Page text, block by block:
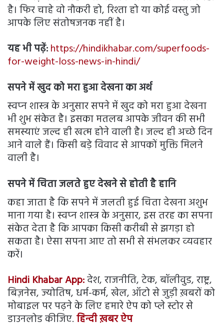
है। फिर चाहे वो नौकरी हो, रिश्ता हो या कोई वस्तु जो
आपके लिए संतोषजनक नहीं है।
यह भी पढ़ें:https://hindikhabar.com/superfoods-
for-weight-loss-news-in-hindi/
सपने में खुद को मरा हुआ देखना का अर्थ
स्‍वप्‍न शास्‍त्र के अनुसार सपने में खुद को मरा हुआ देखना
भी शुभ संकेत है। इसका मतलब आपके जीवन की सभी
समस्याएं जल्द ही खत्म होने वाली है। जल्द ही अच्छे दिन
आने वाले हैं। किसी बड़े विवाद से आपकों मुक्ति मिलने
वाली है।
सपने में चिता जलते हुए देखने से होती है हानि
कहा जाता है कि सपने में जलती हुई चिता देखना अशुभ
माना गया है। स्‍वप्‍न शास्‍त्र के अनुसार, इस तरह का सपना
संकेत देता है कि आपका किसी करीबी से झगड़ा हो
सकता है। ऐसा सपना आए तो सभी से संभलकर व्‍यवहार
करें।
Hindi Khabar App:देश, राजनीति, टेक, बॉलीवुड, राष्ट्र,
बिज़नेस, ज्योतिष, धर्म-कर्म, खेल, ऑटो से जुड़ी ख़बरों को
मोबाइल पर पढ़ने के लिए हमारे ऐप को प्ले स्टोर से
डाउनलोड कीजिए.हिन्दी ख़बर ऐप